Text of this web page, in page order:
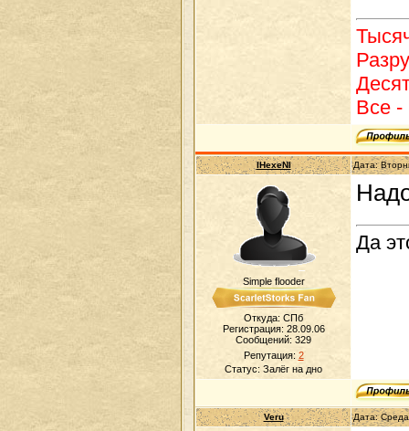
Все -
IHexeNI Дата:
Simple flooder
Откуда: СПб
Регистрация: 28.09.06
Сообщений: 329
Репутация: 2
Статус: Залёг на дно
Да
Veru Дата: